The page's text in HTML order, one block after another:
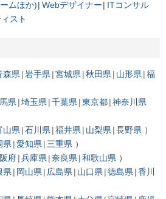
ムほか) Webデザイナー
ITコンサル
スト
森県 岩手県 宮城県 秋田県 山形県 福
県 埼玉県 千葉県 東京都 神奈川県
山県 石川県 福井県 山梨県 長野県
県 愛知県
三重県
府 兵庫県 奈良県 和歌山県
県 岡山県 広島県 山口県 徳島県 香川